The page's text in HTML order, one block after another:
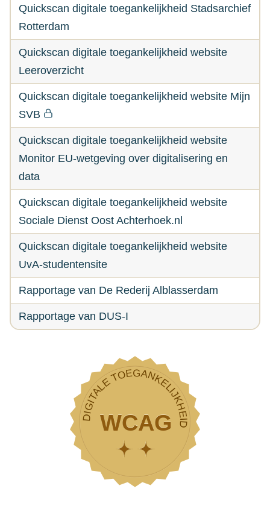
Quickscan digitale toegankelijkheid Stadsarchief
Rotterdam
Quickscan digitale toegankelijkheid website
Leeroverzicht
Quickscan digitale toegankelijkheid website Mijn
SVB
Quickscan digitale toegankelijkheid website
Monitor EU-wetgeving over digitalisering en
data
Quickscan digitale toegankelijkheid website
Sociale Dienst Oost Achterhoek.nl
Quickscan digitale toegankelijkheid website
UvA-studentensite
Rapportage van De Rederij Alblasserdam
Rapportage van DUS-I